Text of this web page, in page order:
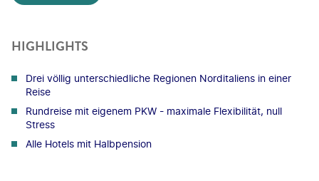
HIGHLIGHTS
Drei völlig unterschiedliche Regionen Norditaliens in einer
Reise
Rundreise mit eigenem PKW - maximale Flexibilität, null
Stress
Alle Hotels mit Halbpension